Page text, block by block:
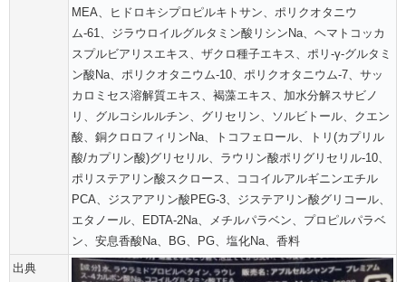
MEA、ヒドロキシプロピルキトサン、ポリクオタニウ
ム-61、ジラウロイルグルタミン酸リシンNa、ヘマトコッカ
スプルビアリスエキス、ザクロ種子エキス、ポリ-γ-グルタミ
ン酸Na、ポリクオタニウム-10、ポリクオタニウム-7、サッ
カロミセス溶解質エキス、褐藻エキス、加水分解スサビノ
リ、グルコシルルチン、グリセリン、ソルビトール、クエン
酸、銅クロロフィリンNa、トコフェロール、トリ(カプリル
酸/カプリン酸)グリセリル、ラウリン酸ポリグリセリル-10、
ポリステアリン酸スクロース、ココイルアルギニンエチル
PCA、ジスアアリン酸PEG-3、ジステアリン酸グリコール、
エタノール、EDTA-2Na、メチルパラベン、プロピルパラベ
ン、安息香酸Na、BG、PG、塩化Na、香料
出典